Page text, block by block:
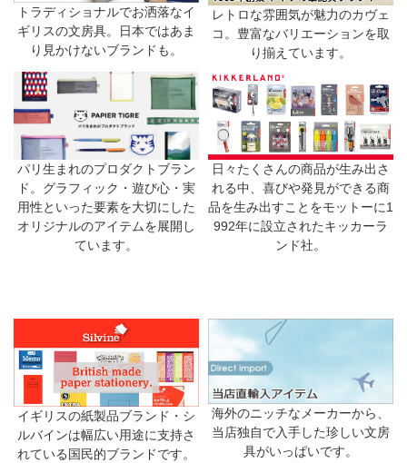
トラディショナルでお洒落なイ
ギリスの文房具。日本ではあま
り見かけないブランドも。
レトロな雰囲気が魅力のカヴェ
コ。豊富なバリエーションを取
り揃えています。
パリ生まれのプロダクトブラン
ド。グラフィック・遊び心・実
用性といった要素を大切にした
オリジナルのアイテムを展開し
ています。
日々たくさんの商品が生み出さ
れる中、喜びや発見ができる商
品を生み出すことをモットーに1
992年に設立されたキッカーラ
ンド社。
イギリスの紙製品ブランド・シ
ルバインは幅広い用途に支持さ
れている国民的ブランドです。
海外のニッチなメーカーから、
当店独自で入手した珍しい文房
具がいっぱいです。